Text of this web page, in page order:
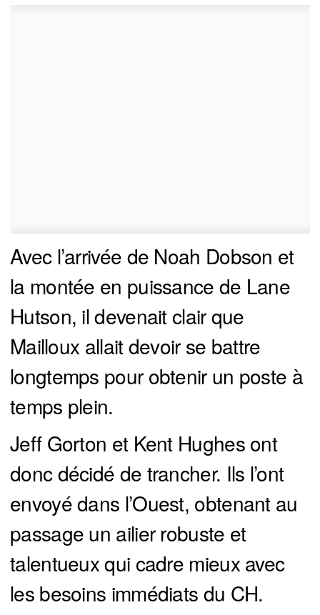
Avec l’arrivée de Noah Dobson et
la montée en puissance de Lane
Hutson, il devenait clair que
Mailloux allait devoir se battre
longtemps pour obtenir un poste à
temps plein.
Jeff Gorton et Kent Hughes ont
donc décidé de trancher. Ils l’ont
envoyé dans l’Ouest, obtenant au
passage un ailier robuste et
talentueux qui cadre mieux avec
les besoins immédiats du CH.